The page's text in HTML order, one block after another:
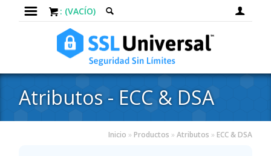
: (VACÍO)
Inicio » Productos » Atributos » ECC & DSA
Atributos - ECC & DSA